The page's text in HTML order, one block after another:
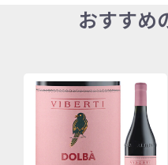
おすすめ